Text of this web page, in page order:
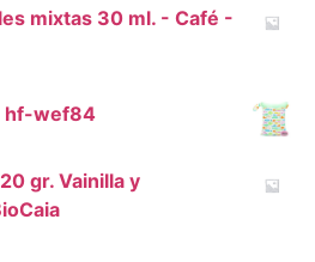
mixtas 30 ml. - Café -
hf-wef84
gr. Vainilla y